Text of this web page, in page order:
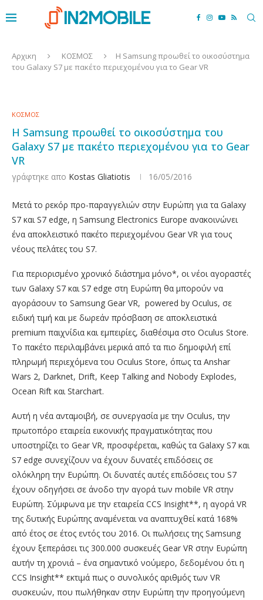
Αρχικη ΚΟΣΜΟΣ
Η Samsung προωθεί το οικοσύστημα
του Galaxy S7 με πακέτο περιεχομένου για το Gear VR
ΚΟΣΜΟΣ
Η Samsung προωθεί το οικοσύστημα του
Galaxy S7 με πακέτο περιεχομένου για το Gear
VR
γράφτηκε απο Kostas Gliatiotis 16/05/2016
Μετά το ρεκόρ προ-παραγγελιών στην Ευρώπη για τα Galaxy
S7 και S7 edge, η Samsung Electronics Europe ανακοινώνει
ένα αποκλειστικό πακέτο περιεχομένου Gear VR για τους
νέους πελάτες του S7.
Για περιορισμένο χρονικό διάστημα μόνο*, οι νέοι αγοραστές
των Galaxy S7 και S7 edge στη Ευρώπη θα μπορούν να
αγοράσουν το Samsung Gear VR, powered by Oculus, σε
ειδική τιμή και με δωρεάν πρόσβαση σε αποκλειστικά
premium παιχνίδια και εμπειρίες, διαθέσιμα στο Oculus Store.
Το πακέτο περιλαμβάνει μερικά από τα πιο δημοφιλή επί
πληρωμή περιεχόμενα του Oculus Store, όπως τα Anshar
Wars 2, Darknet, Drift, Keep Talking and Nobody Explodes,
Ocean Rift και Starchart.
Αυτή η νέα ανταμοιβή, σε συνεργασία με την Oculus, την
πρωτοπόρο εταιρεία εικονικής πραγματικότητας που
υποστηρίζει το Gear VR, προσφέρεται, καθώς τα Galaxy S7 και
S7 edge συνεχίζουν να έχουν δυνατές επιδόσεις σε
ολόκληρη την Ευρώπη. Οι δυνατές αυτές επιδόσεις του S7
έχουν οδηγήσει σε άνοδο την αγορά των mobile VR στην
Ευρώπη. Σύμφωνα με την εταιρεία CCS Insight**, η αγορά VR
της δυτικής Ευρώπης αναμένεται να αναπτυχθεί κατά 168%
από έτος σε έτος εντός του 2016. Οι πωλήσεις της Samsung
έχουν ξεπεράσει τις 300.000 συσκευές Gear VR στην Ευρώπη
αυτήν τη χρονιά – ένα σημαντικό νούμερο, δεδομένου ότι η
CCS Insight** εκτιμά πως ο συνολικός αριθμός των VR
συσκευών, που πωλήθηκαν στην Ευρώπη την προηγούμενη